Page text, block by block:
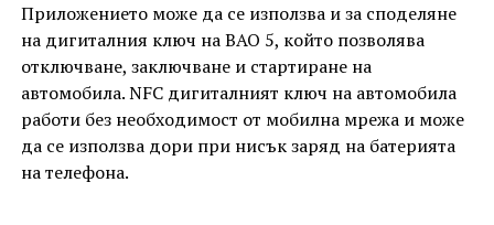
Приложението може да се използва и за споделяне
на дигиталния ключ на BAO 5, който позволява
отключване, заключване и стартиране на
автомобила. NFC дигиталният ключ на автомобила
работи без необходимост от мобилна мрежа и може
да се използва дори при нисък заряд на батерията
на телефона.